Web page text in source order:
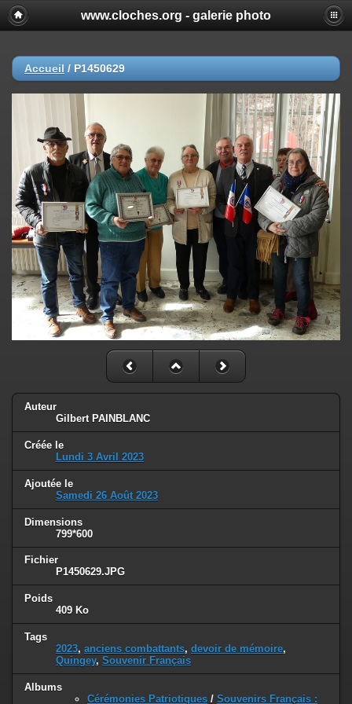
www.cloches.org - galerie photo
Accueil / P1450629
Auteur
Gilbert PAINBLANC
Créée le
Lundi 3 Avril 2023
Ajoutée le
Samedi 26 Août 2023
Dimensions
799*600
Fichier
P1450629.JPG
Poids
409 Ko
Tags
2023, anciens combattants, devoir de mémoire,
Quingey, Souvenir Français
Albums
Cérémonies Patriotiques / Souvenirs Français :